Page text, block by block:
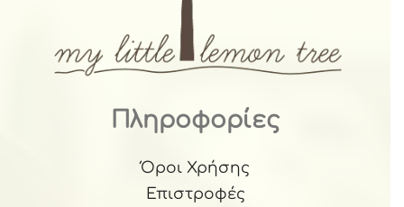
Πληροφορίες
Όροι Χρήσης
Επιστροφές